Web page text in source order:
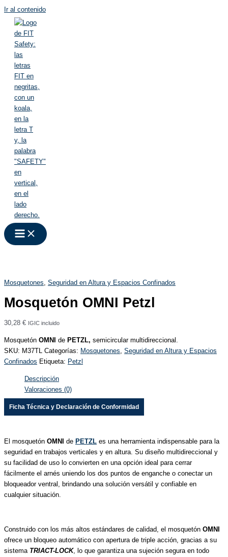
Ir al contenido
Mosquetones, Seguridad en Altura y Espacios Confinados
Mosquetón OMNI Petzl
30,28 € IGIC incluido
Mosquetón OMNI de PETZL, semicircular multidireccional.
SKU: M37TL Categorías: Mosquetones, Seguridad en Altura y Espacios
Confinados Etiqueta: Petzl
Descripción
Valoraciones (0)
Ficha Técnica y Declaración de Conformidad
El mosquetón OMNI de PETZL es una herramienta indispensable para la
seguridad en trabajos verticales y en altura. Su diseño multidireccional y
su facilidad de uso lo convierten en una opción ideal para cerrar
fácilmente el arnés uniendo los dos puntos de enganche o conectar un
bloqueador ventral, brindando una solución versátil y confiable en
cualquier situación.
Construido con los más altos estándares de calidad, el mosquetón OMNI
ofrece un bloqueo automático con apertura de triple acción, gracias a su
sistema TRIACT-LOCK, lo que garantiza una sujeción segura en todo